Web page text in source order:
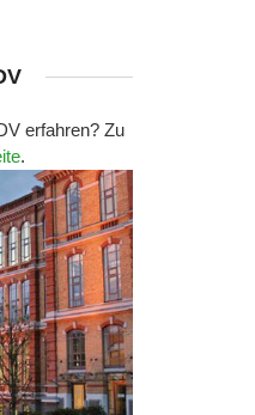
erfahren? Zu
.